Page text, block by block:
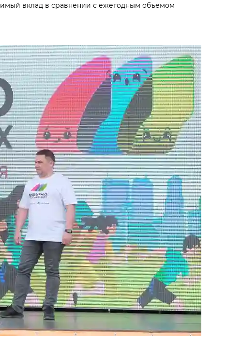
вклад в сравнении с ежегодным объемом